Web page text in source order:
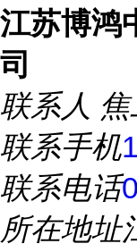
江苏博鸿
司
联系人
联系手机
联系电话
所在地址